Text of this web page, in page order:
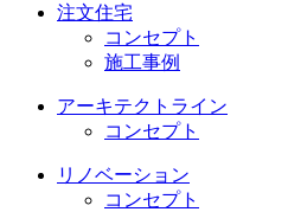
注文住宅
コンセプト
施工事例
アーキテクトライン
コンセプト
リノベーション
コンセプト